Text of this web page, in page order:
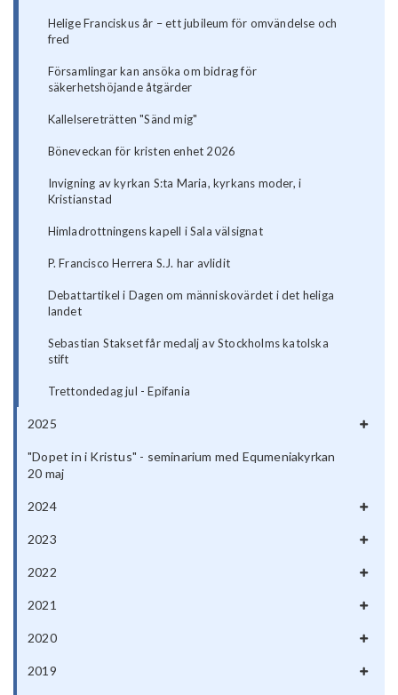
Helige Franciskus år – ett jubileum för omvändelse och
fred
Församlingar kan ansöka om bidrag för
säkerhetshöjande åtgärder
Kallelsereträtten "Sänd mig"
Böneveckan för kristen enhet 2026
Invigning av kyrkan S:ta Maria, kyrkans moder, i
Kristianstad
Himladrottningens kapell i Sala välsignat
P. Francisco Herrera S.J. har avlidit
Debattartikel i Dagen om människovärdet i det heliga
landet
Sebastian Stakset får medalj av Stockholms katolska
stift
Trettondedag jul - Epifania
2025
"Dopet in i Kristus" - seminarium med Equmeniakyrkan
20 maj
2024
2023
2022
2021
2020
2019